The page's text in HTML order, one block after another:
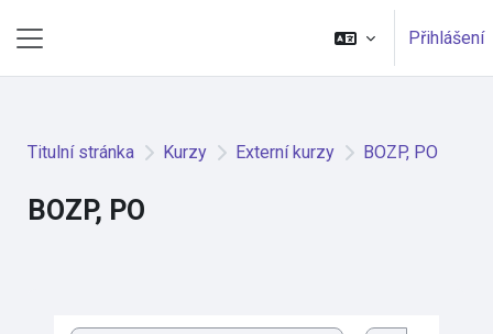
Přihlášení
Titulní stránka Kurzy Externí kurzy BOZP, PO
BOZP, PO